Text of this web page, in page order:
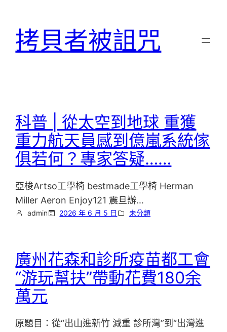
拷貝者被詛咒
科普 | 從太空到地球 重獲
重力航天員感到億嵐系統傢
俱若何？專家答疑……
亞梭Artso工學椅 bestmade工學椅 Herman
Miller Aeron Enjoy121 震旦辦…
admin 2026 年 6 月 5 日 未分類
廣州花森和診所疫苗都工會
“游玩幫扶”帶動花費180余
萬元
原題目：從“出山進新竹 減重 診所灣”到“出灣進